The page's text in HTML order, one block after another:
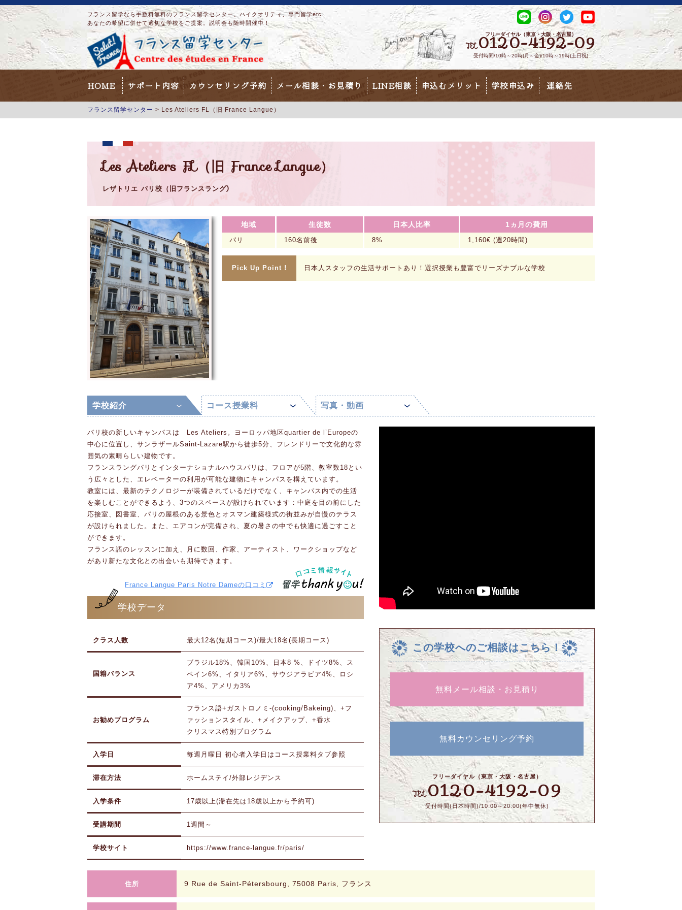
フランス留学なら手数料無料のフランス留学センター。ハイクオリティ、専門留学etc..
あなたの希望に併せて適切な学校をご提案。説明会も随時開催中！
フリーダイヤル（東京・大阪・名古屋）
TEL0120-4192-09
受付時間/10時～20時(月～金)/10時～19時(土日祝)
HOME サポート内容 カウンセリング予約 メール相談・お見積り LINE相談 申込むメリット 学校申込み 連絡先
フランス留学センター > Les Ateliers FL（旧 France Langue）
Les Ateliers FL（旧 France Langue）
レザトリエ パリ校（旧フランスラング)
地域 生徒数 日本人比率 1ヵ月の費用
パリ 160名前後 8% 1,160€ (週20時間)
Pick Up Point ! 日本人スタッフの生活サポートあり！選択授業も豊富でリーズナブルな学校
学校紹介 コース授業料 写真・動画
パリ校の新しいキャンパスは Les Ateliers。ヨーロッパ地区quartier de l’Europeの
中心に位置し、サンラザールSaint-Lazare駅から徒歩5分、フレンドリーで文化的な雰
囲気の素晴らしい建物です。
フランスラングパリとインターナショナルハウスパリは、フロアが5階、教室数18とい
う広々とした、エレベーターの利用が可能な建物にキャンパスを構えています。
教室には、最新のテクノロジーが装備されているだけでなく、キャンパス内での生活
を楽しむことができるよう、3つのスペースが設けられています：中庭を目の前にした
応接室、図書室、パリの屋根のある景色とオスマン建築様式の街並みが自慢のテラス
が設けられました。また、エアコンが完備され、夏の暑さの中でも快適に過ごすこと
ができます。
フランス語のレッスンに加え、月に数回、作家、アーティスト、ワークショップなど
があり新たな文化との出会いも期待できます。
France Langue Paris Notre Dameの口コミ
学校データ
クラス人数 最大12名(短期コース)/最大18名(長期コース)
国籍バランス
ブラジル18%、韓国10%、日本8 %、ドイツ8%、ス
ペイン6%、イタリア6%、サウジアラビア4%、ロシ
ア4%、アメリカ3%
お勧めプログラム
フランス語+ガストロノミ-(cooking/Bakeing)、+フ
ァッションスタイル、+メイクアップ、+香水
クリスマス特別プログラム
入学日 毎週月曜日 初心者入学日はコース授業料タブ参照
滞在方法 ホームステイ/外部レジデンス
入学条件 17歳以上(滞在先は18歳以上から予約可)
受講期間 1週間～
学校サイト https://www.france-langue.fr/paris/
この学校へのご相談はこちら！
無料メール相談・お見積り
無料カウンセリング予約
フリーダイヤル（東京・大阪・名古屋）
TEL0120-4192-09
受付時間(日本時間)/10:00～20:00(年中無休)
住所 9 Rue de Saint-Pétersbourg, 75008 Paris, フランス